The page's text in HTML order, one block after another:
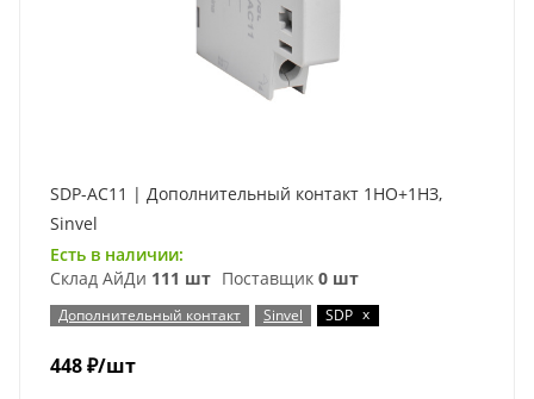
SDP-AC11 | Дополнительный контакт 1НО+1НЗ,
Sinvel
Есть в наличии:
Склад АйДи 111 шт Поставщик 0 шт
Дополнительный контакт Sinvel SDP x
448₽/шт